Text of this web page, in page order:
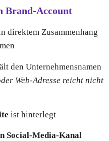
Brand-Account
direktem Zusammenhang
den Unternehmensnamen
Web-Adresse reicht nicht
ist hinterlegt
Social-Media-Kanal